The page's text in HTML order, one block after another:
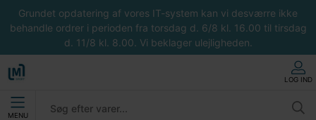
Grundet opdatering af vores IT-system kan vi desværre ikke
behandle ordrer i perioden fra torsdag d. 6/8 kl. 16.00 til tirsdag
d. 11/8 kl. 8.00. Vi beklager ulejligheden.
LOG IND
MENU